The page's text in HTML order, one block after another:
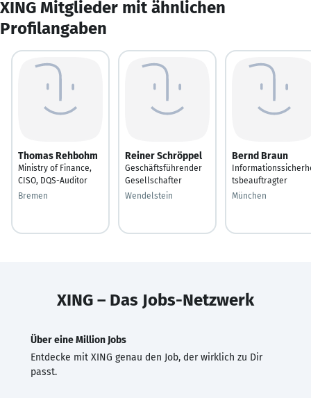
XING Mitglieder mit ähnlichen
Profilangaben
Thomas Rehbohm
Ministry of Finance,
CISO, DQS-Auditor
Bremen
Reiner Schröppel
Geschäftsführender
Gesellschafter
Wendelstein
Bernd Braun
tsbeauftragter
München
XING – Das Jobs-Netzwerk
Über eine Million Jobs
Entdecke mit XING genau den Job, der wirklich zu Dir
passt.